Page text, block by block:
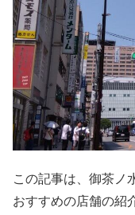
この記事は、御茶ノ
おすすめの店舗の紹